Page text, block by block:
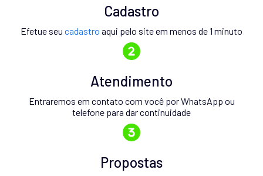
Cadastro
Efetue seu cadastro aqui pelo site em menos de 1 minuto
Atendimento
Entraremos em contato com você por WhatsApp ou
telefone para dar continuidade
Propostas